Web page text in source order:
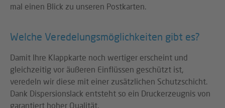
mal einen Blick zu unseren Postkarten.
Welche Veredelungsmöglichkeiten gibt es?
Damit Ihre Klappkarte noch wertiger erscheint und
gleichzeitig vor äußeren Einflüssen geschützt ist,
veredeln wir diese mit einer zusätzlichen Schutzschicht.
Dank Dispersionslack entsteht so ein Druckerzeugnis von
garantiert hoher Qualität.